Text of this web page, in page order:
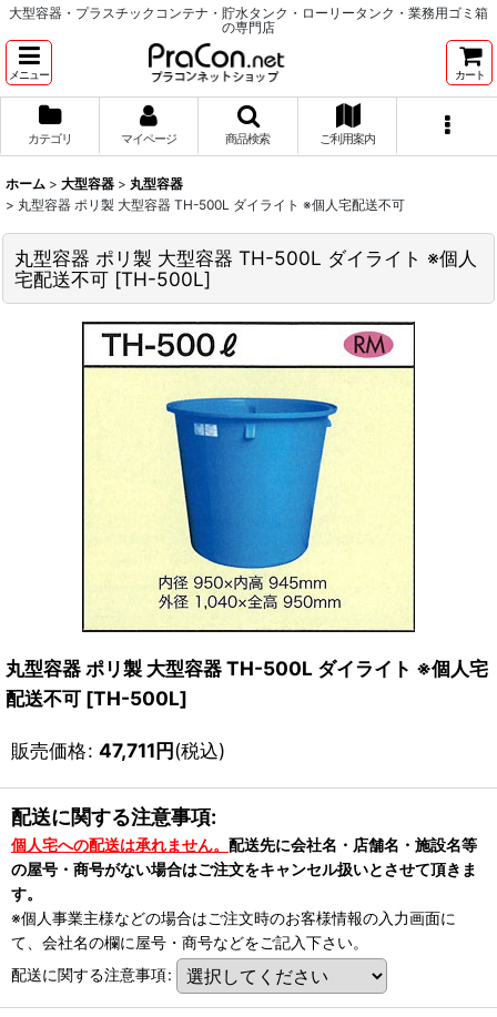
大型容器・プラスチックコンテナ・貯水タンク・ローリータンク・業務用ゴミ箱
の専門店
メニュー カート
カテゴリ マイページ 商品検索 ご利用案内
ホーム > 大型容器 > 丸型容器
> 丸型容器 ポリ製 大型容器 TH-500L ダイライト ※個人宅配送不可
丸型容器 ポリ製 大型容器 TH-500L ダイライト ※個人
宅配送不可 [TH-500L]
丸型容器 ポリ製 大型容器 TH-500L ダイライト ※個人宅
配送不可 [TH-500L]
販売価格: 47,711円(税込)
配送に関する注意事項:
個人宅への配送は承れません。 配送先に会社名・店舗名・施設名等
の屋号・商号がない場合はご注文をキャンセル扱いとさせて頂きま
す。
※個人事業主様などの場合はご注文時のお客様情報の入力画面に
て、会社名の欄に屋号・商号などをご記入下さい。
配送に関する注意事項: